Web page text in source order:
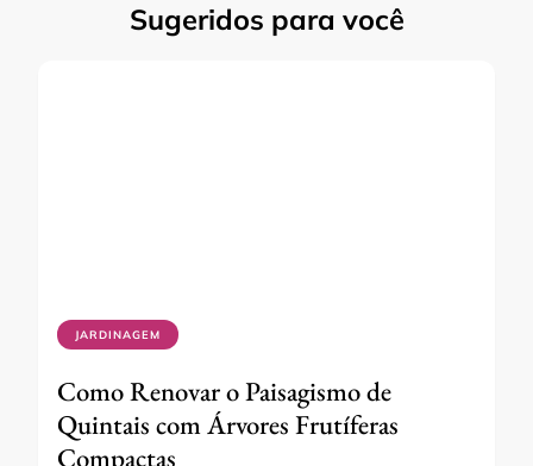
Sugeridos para você
JARDINAGEM
Como Renovar o Paisagismo de
Quintais com Árvores Frutíferas
Compactas